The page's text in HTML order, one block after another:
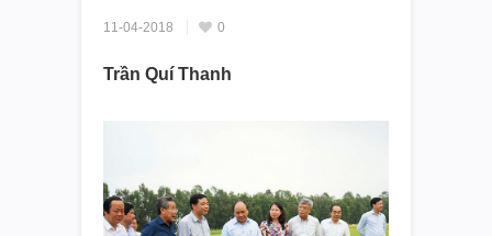
11-04-2018 0
Trần Quí Thanh